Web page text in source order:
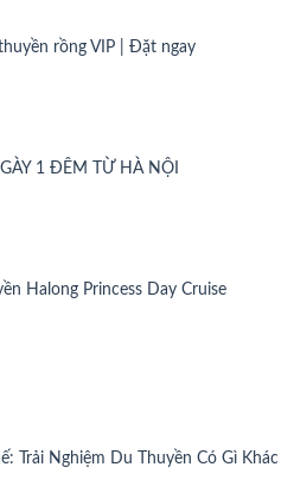
rồng VIP | Đặt ngay
1 ĐÊM TỪ HÀ NỘI
Halong Princess Day Cruise
Trải Nghiệm Du Thuyền Có Gì Khác